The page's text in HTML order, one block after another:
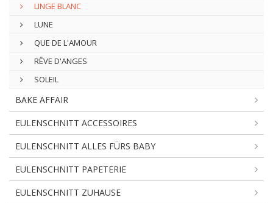
LINGE BLANC
LUNE
QUE DE L'AMOUR
RÊVE D'ANGES
SOLEIL
BAKE AFFAIR
EULENSCHNITT ACCESSOIRES
EULENSCHNITT ALLES FÜRS BABY
EULENSCHNITT PAPETERIE
EULENSCHNITT ZUHAUSE